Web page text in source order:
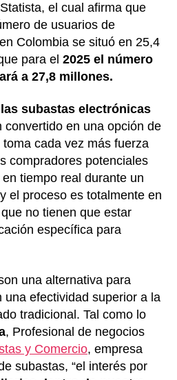
el cual afirma que
de usuarios de
Colombia se situó en 25,4
para el 2025 el número
a 27,8 millones.
las subastas electrónicas
convertido en una opción de
cada vez más fuerza
compradores potenciales
tiempo real durante un
el proceso es totalmente en
no tienen que estar
específica para
una alternativa para
una efectividad superior a la
tradicional. Tal como lo
, Profesional de negocios
y Comercio, empresa
subastas, “el interés por